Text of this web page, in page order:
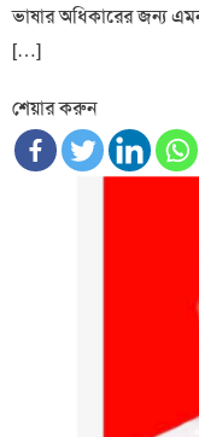
ভাষার অধিকারের জন্য
[…]
শেয়ার করুন